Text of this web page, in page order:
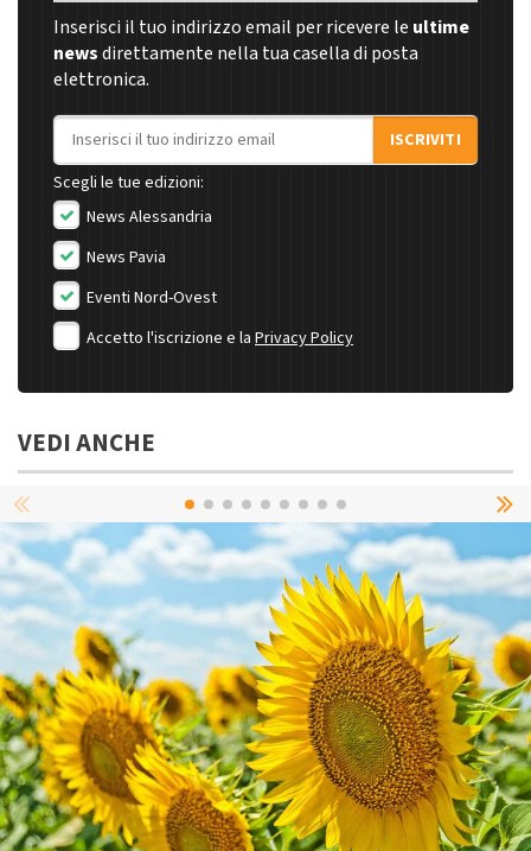
Inserisci il tuo indirizzo email per ricevere le ultime
newsdirettamente nella tua casella di posta
elettronica.
Indirizzo email
ISCRIVITI
Scegli le tue edizioni:
News Alessandria
News Pavia
Eventi Nord-Ovest
Accetto l'iscrizione e la Privacy Policy
VEDI ANCHE